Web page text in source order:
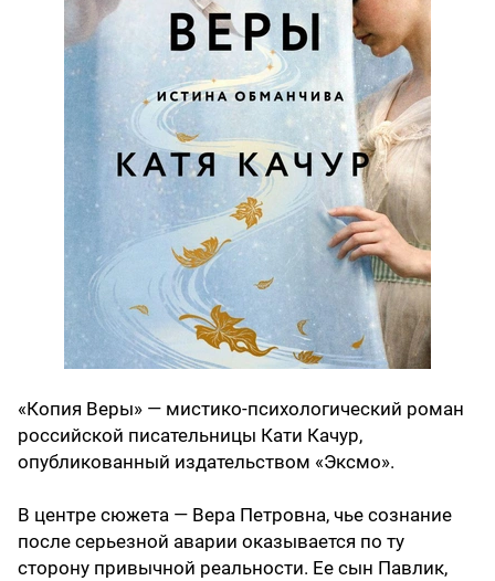
«Копия Веры» — мистико-психологический роман
российской писательницы Кати Качур,
опубликованный издательством «Эксмо».
В центре сюжета — Вера Петровна, чье сознание
после серьезной аварии оказывается по ту
сторону привычной реальности. Ее сын Павлик,